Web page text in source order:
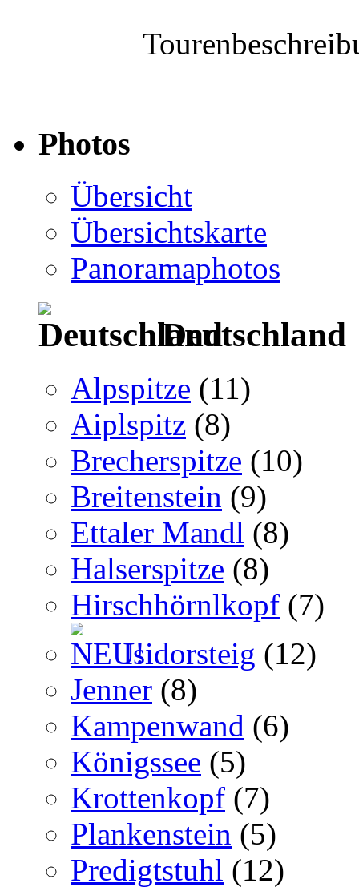
Photos
Übersicht
Übersichtskarte
Panoramaphotos
Deutschland
Alpspitze (11)
Aiplspitz (8)
Brecherspitze (10)
Breitenstein (9)
Ettaler Mandl (8)
Halserspitze (8)
Hirschhörnlkopf (7)
Isidorsteig (12)
Jenner (8)
Kampenwand (6)
Königssee (5)
Krottenkopf (7)
Plankenstein (5)
Predigtstuhl (12)